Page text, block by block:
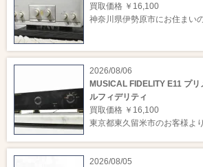
買取価格 ￥16,100
神奈川県伊勢原市にお住まい
2026/08/06
MUSICAL FIDELITY E11 プ
ルフィデリティ
買取価格 ￥16,100
東京都東久留米市のお客様よ
2026/08/05